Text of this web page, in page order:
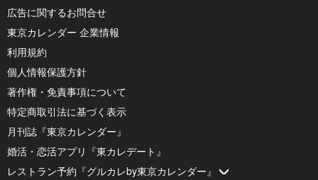
広告に関するお問合せ
東京カレンダー 企業情報
利用規約
個人情報保護方針
著作権・免責事項について
特定商取引法に基づく表示
月刊誌『東京カレンダー』
婚活・恋活アプリ『東カレデート』
レストラン予約『グルカレby東京カレンダー』